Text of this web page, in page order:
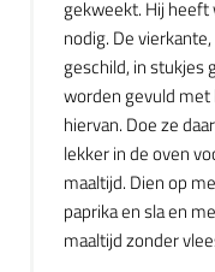
gekweekt. Hij
nodig. De
geschild, in stukjes
worden gevuld met
hiervan. Doe ze
lekker in de oven
maaltijd. Dien op
paprika en sla en
maaltijd zonder